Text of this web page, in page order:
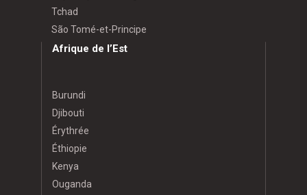
Tchad
São Tomé-et-Principe
Afrique de l’Est
Burundi
Djibouti
Érythrée
Éthiopie
Kenya
Ouganda